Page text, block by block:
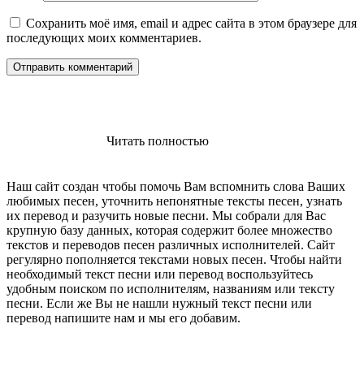
Сохранить моё имя, email и адрес сайта в этом браузере для
последующих моих комментариев.
Читать полностью
Наш сайт создан чтобы помочь Вам вспомнить слова Ваших
любимых песен, уточнить непонятные тексты песен, узнать
их перевод и разучить новые песни. Мы собрали для Вас
крупную базу данных, которая содержит более множество
текстов и переводов песен различных исполнителей. Сайт
регулярно пополняется текстами новых песен. Чтобы найти
необходимый текст песни или перевод воспользуйтесь
удобным поиском по исполнителям, названиям или тексту
песни. Если же Вы не нашли нужный текст песни или
перевод напишите нам и мы его добавим.